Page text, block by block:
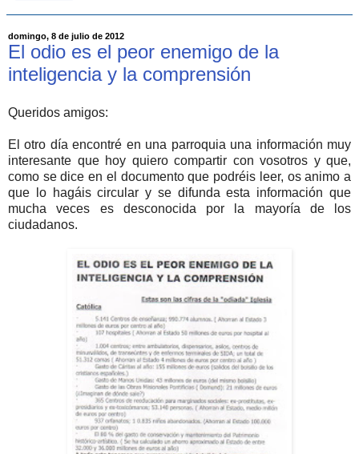
domingo, 8 de julio de 2012
El odio es el peor enemigo de la
inteligencia y la comprensión
Queridos amigos:
El otro día encontré en una parroquia una información muy
interesante que hoy quiero compartir con vosotros y que,
como se dice en el documento que podréis leer, os animo a
que lo hagáis circular y se difunda esta información que
mucha veces es desconocida por la mayoría de los
ciudadanos.